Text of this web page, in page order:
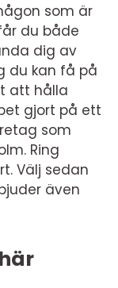
som är
du både
dig av
du kan få på
att hålla
gjort på ett
som
Ring
Välj sedan
även